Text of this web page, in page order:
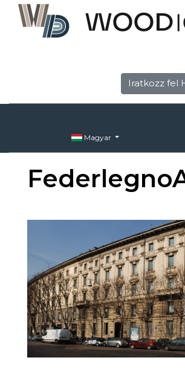
Iratkozz fel
Magyar